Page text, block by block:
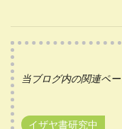
当ブログ内の関連ペ
イザヤ書研究中